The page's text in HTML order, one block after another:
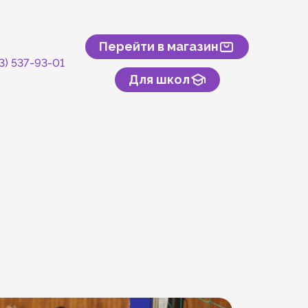
537-93-01
Перейти в магазин
Для школ